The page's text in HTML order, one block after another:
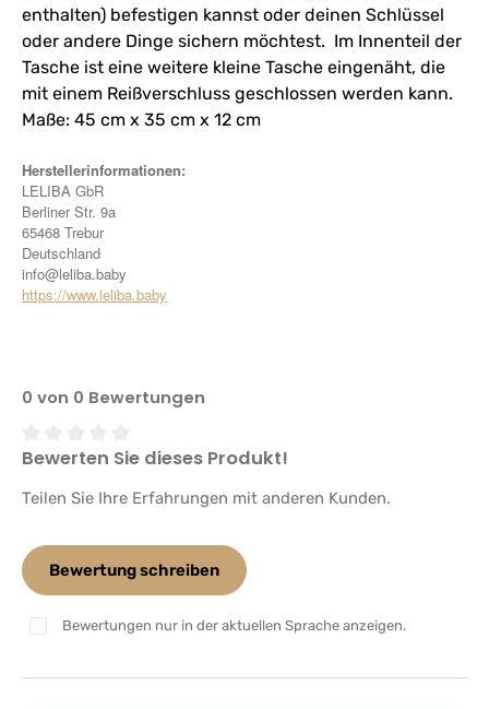
enthalten) befestigen kannst oder deinen Schlüssel
oder andere Dinge sichern möchtest. Im Innenteil der
Tasche ist eine weitere kleine Tasche eingenäht, die
mit einem Reißverschluss geschlossen werden kann.
Maße: 45 cm x 35 cm x 12 cm
Herstellerinformationen:
LELIBA GbR
Berliner Str. 9a
65468 Trebur
Deutschland
info@leliba.baby
https://www.leliba.baby
0 von 0 Bewertungen
Durchschnittliche Bewertung von 0 von 5 Sternen
Bewerten Sie dieses Produkt!
Teilen Sie Ihre Erfahrungen mit anderen Kunden.
Bewertung schreiben
Bewertungen nur in der aktuellen Sprache anzeigen.